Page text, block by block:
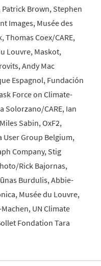
Patrick Brown, Stephen
Images, Musée des
Thomas Coex/CARE,
Louvre, Maskot,
Andy Mac
Espagnol, Fundación
Force on Climate-
Solorzano/CARE, Ian
Sabin, OxF2,
Group Belgium,
Company, Stig
Rick Bajornas,
Burdulis, Abbie-
Musée du Louvre,
UN Climate
Fondation Tara